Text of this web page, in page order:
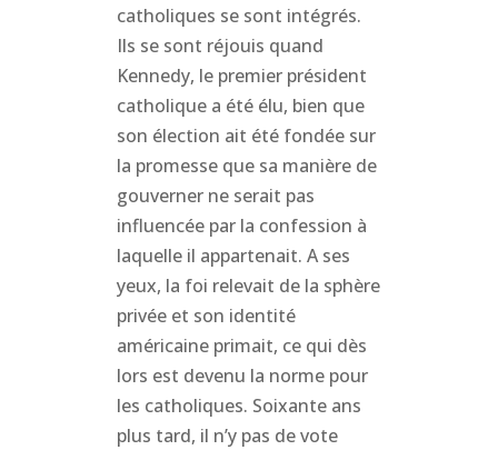
catholiques se sont intégrés.
Ils se sont réjouis quand
Kennedy, le premier président
catholique a été élu, bien que
son élection ait été fondée sur
la promesse que sa manière de
gouverner ne serait pas
influencée par la confession à
laquelle il appartenait. A ses
yeux, la foi relevait de la sphère
privée et son identité
américaine primait, ce qui dès
lors est devenu la norme pour
les catholiques. Soixante ans
plus tard, il n’y pas de vote